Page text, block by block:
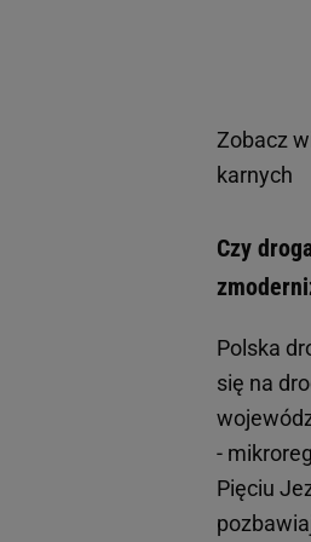
Zobacz
karnych
Czy
Polska
się na
-
Pięciu